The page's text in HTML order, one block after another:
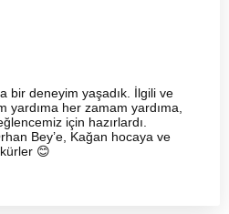
bir deneyim yaşadık. İlgili ve
yardıma her zamam yardıma,
için hazırlardı.
Bey’e, Kağan hocaya ve
😊